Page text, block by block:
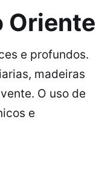
Oriente
e profundos.
madeiras
O uso de
e